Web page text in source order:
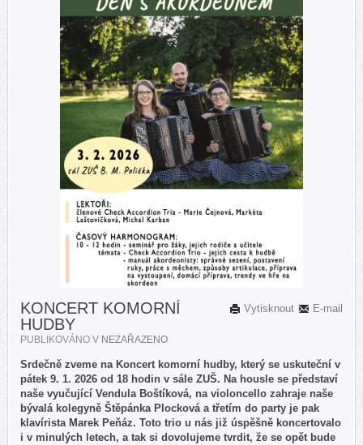
E-mail
Vytisknout
KONCERT KOMORNÍ
HUDBY
PUBLIKOVÁNO V NEZAŘAZENO
Srdečně zveme na Koncert komorní hudby, který se uskuteční v
pátek 9. 1. 2026 od 18 hodin v sále ZUŠ. Na housle se představí
naše vyučující Vendula Boštíková, na violoncello zahraje naše
bývalá kolegyně Štěpánka Plocková a třetím do party je pak
klavírista Marek Peňáz. Toto trio u nás již úspěšně koncertovalo
i v minulých letech, a tak si dovolujeme tvrdit, že se opět bude